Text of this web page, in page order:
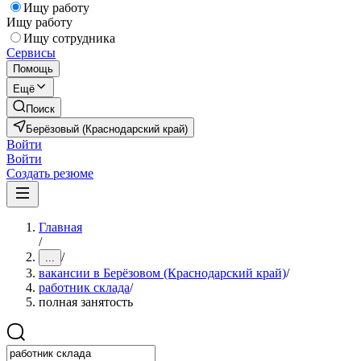
Ищу работу
Ищу работу
Ищу сотрудника
Сервисы
Помощь
Ещё
Поиск
Берёзовый (Краснодарский край)
Войти
Войти
Создать резюме
Главная
/
... /
вакансии в Берёзовом (Краснодарский край)/
работник склада/
полная занятость